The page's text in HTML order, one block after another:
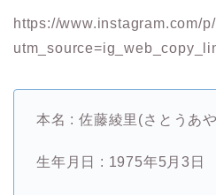
https://www.instagram.com/
本名 : 佐藤綾里(さとうあ
生年月日 : 1975年5月3日